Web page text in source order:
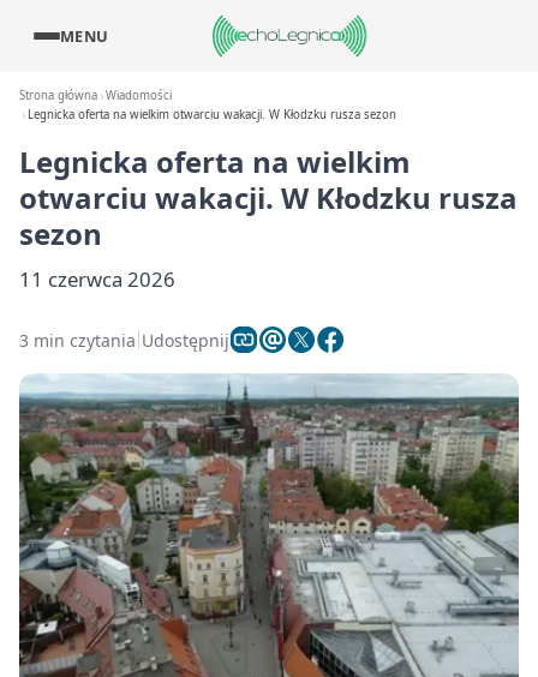
MENU
Strona główna Wiadomości
Legnicka oferta na wielkim otwarciu wakacji. W Kłodzku rusza sezon
Legnicka oferta na wielkim
otwarciu wakacji. W Kłodzku rusza
sezon
11 czerwca 2026
3 min czytania Udostępnij